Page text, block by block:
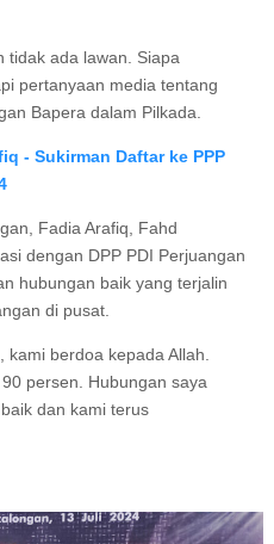
tidak ada lawan. Siapa
pertanyaan media tentang
Bapera dalam Pilkada.
- Sukirman Daftar ke PPP
Fadia Arafiq, Fahd
dengan DPP PDI Perjuangan
hubungan baik yang terjalin
di pusat.
berdoa kepada Allah.
persen. Hubungan saya
dan kami terus